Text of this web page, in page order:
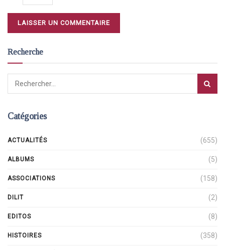
Recherche
Catégories
ACTUALITÉS (655)
ALBUMS (5)
ASSOCIATIONS (158)
DILIT (2)
EDITOS (8)
HISTOIRES (358)